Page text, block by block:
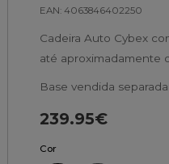
EAN: 4063846402250
Cadeira Auto Cybex
até aproximadamente
Base vendida
239.95€
Cor